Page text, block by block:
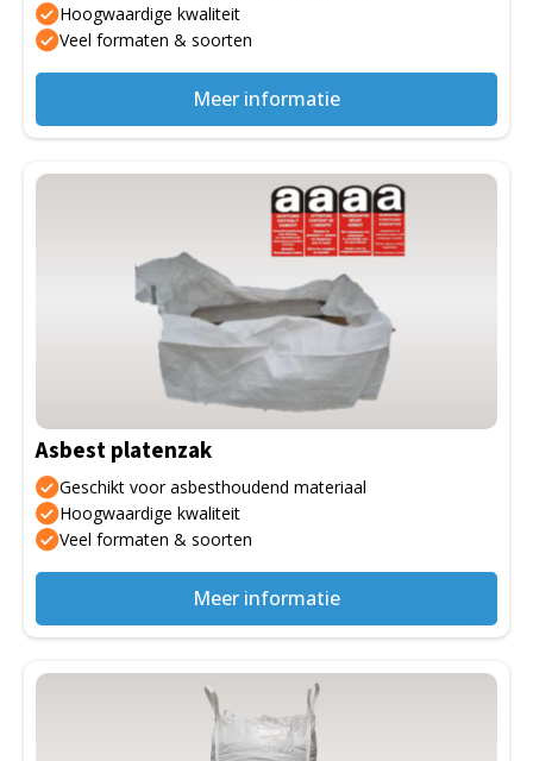
Hoogwaardige kwaliteit
Veel formaten & soorten
Meer informatie
Asbest platenzak
Geschikt voor asbesthoudend materiaal
Hoogwaardige kwaliteit
Veel formaten & soorten
Meer informatie
Dit